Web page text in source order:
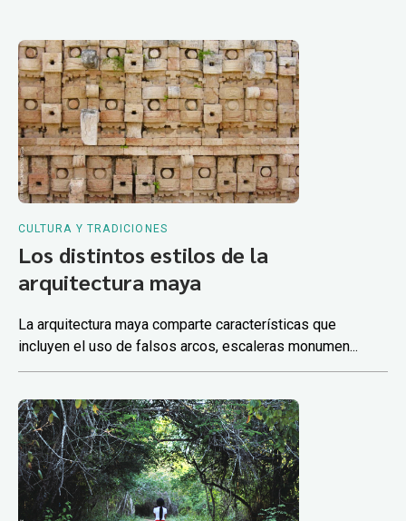
CULTURA Y TRADICIONES
Los distintos estilos de la
arquitectura maya
La arquitectura maya comparte características que
incluyen el uso de falsos arcos, escaleras monumen...